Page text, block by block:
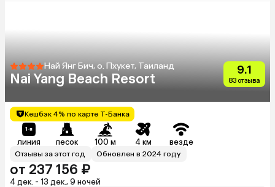
Най Янг Бич, о. Пхукет, Таиланд
Nai Yang Beach Resort
9.1
83 отзыва
Кешбэк 4% по карте Т-Банка
линия песок 100 м 4 км везде
Отзывы за этот год Обновлен в 2024 году
от 237 156 ₽
4 дек. - 13 дек., 9 ночей